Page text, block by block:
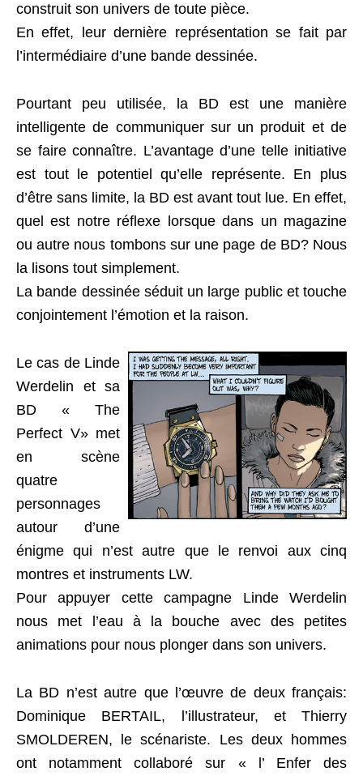
construit son univers de toute pièce.
En effet, leur dernière représentation se fait par
l’intermédiaire d’une bande dessinée.
Pourtant peu utilisée, la BD est une manière
intelligente de communiquer sur un produit et de
se faire connaître. L’avantage d’une telle initiative
est tout le potentiel qu’elle représente. En plus
d’être sans limite, la BD est avant tout lue. En effet,
quel est notre réflexe lorsque dans un magazine
ou autre nous tombons sur une page de BD? Nous
la lisons tout simplement.
La bande dessinée séduit un large public et touche
conjointement l’émotion et la raison.
Le cas de Linde
Werdelin et sa
BD « The
Perfect V» met
en scène
quatre
personnages
autour d’une
énigme qui n’est autre que le renvoi aux cinq
montres et instruments LW.
Pour appuyer cette campagne Linde Werdelin
nous met l’eau à la bouche avec des petites
animations pour nous plonger dans son univers.
La BD n’est autre que l’œuvre de deux français:
Dominique BERTAIL, l’illustrateur, et Thierry
SMOLDEREN, le scénariste. Les deux hommes
ont notamment collaboré sur « l’ Enfer des